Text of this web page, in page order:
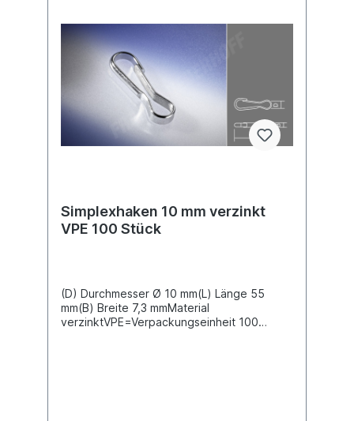
Simplexhaken 10 mm verzinkt
VPE 100 Stück
(D) Durchmesser Ø 10 mm(L) Länge 55
mm(B) Breite 7,3 mmMaterial
verzinktVPE=Verpackungseinheit 100